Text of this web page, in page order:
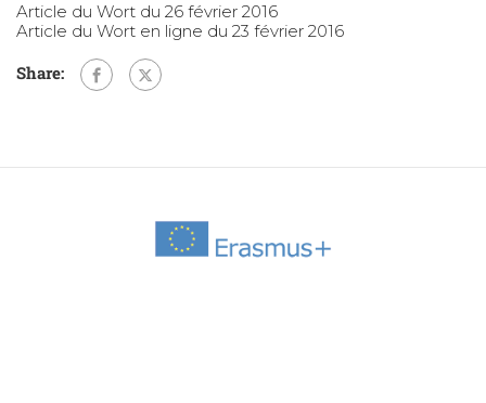
Article du Wort du 26 février 2016
Article du Wort en ligne du 23 février 2016
Share: